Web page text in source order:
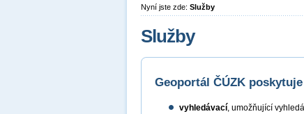
Nyní jste zde: Služby
Služby
Geoportál ČÚZK
vyhledávací, umožňující